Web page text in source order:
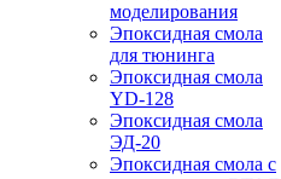
моделирования
Эпоксидная смола
для тюнинга
Эпоксидная смола
YD-128
Эпоксидная смола
ЭД-20
Эпоксидная смола с